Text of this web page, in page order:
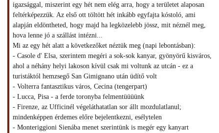
igazsággal, miszerint egy hét nem elég arra, hogy a területet alaposan
feltérképezzük. Az első ott töltött hét inkább egyfajta kóstoló, ami
alapján eldöntheted, hogy majd ha legközelebb jössz, mit néznél meg,
hova lenne jó a szállást intézni...
Mi az egy hét alatt a következőket néztük meg (napi lebontásban):
- Casole d' Elsa, szerintem megéri a sok-sok kanyar, gyönyörű kisváros,
ahol a néhány helyi lakoson kívül csak mi voltunk az utcán - ez a
turistáktól hemzsegő San Gimignano után üdítő volt
- Volterra fantasztikus város, Cecina (tengerpart)
- Lucca, Pisa - a ferde toronyba felmentüüüünk
- Firenze, az Ufficinél végeláthatatlan sor állt mozdulatlanul;
mindenképpen érdemes előre bejelentkezni, esélytelen
- Monteriggioni Sienába menet szerintünk is megér egy kanyart